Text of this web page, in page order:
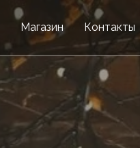
Магазин Контакты